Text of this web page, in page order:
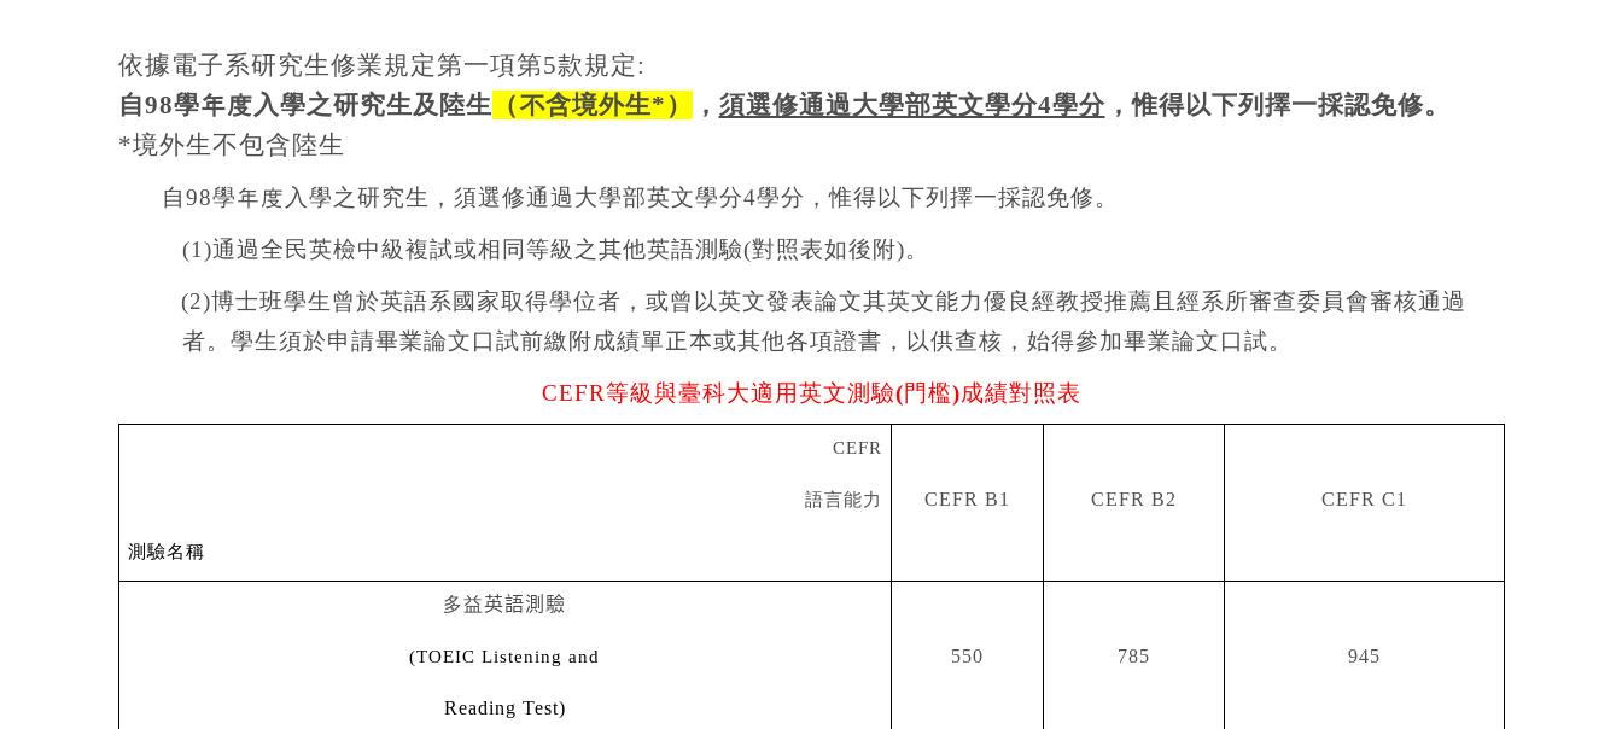
依據電子系研究生修業規定第一項第5款規定:
自98學年度入學之研究生及陸生 （不含境外生*） ， 須選修通過大學部英文學分4學分，惟得以下列擇一採認免修。
*境外生不包含陸生
自98學年度入學之研究生，須選修通過大學部英文學分4學分，惟得以下列擇一採認免修。
(1)通過全民英檢中級複試或相同等級之其他英語測驗(對照表如後附)。
(2)博士班學生曾於英語系國家取得學位者，或曾以英文發表論文其英文能力優良經教授推薦且經系所審查委員會審核通過
者。學生須於申請畢業論文口試前繳附成績單正本或其他各項證書，以供查核，始得參加畢業論文口試。
CEFR等級與臺科大適用英文測驗(門檻)成績對照表
CEFR
語言能力
測驗名稱
CEFR B1 CEFR B2 CEFR C1
多益英語測驗
(TOEIC Listening and
Reading Test)
550 785 945